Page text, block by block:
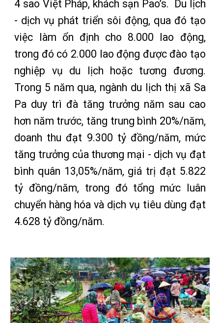
4 sao Việt Pháp, khách sạn Pao’s. Du lịch
- dịch vụ phát triển sôi động, qua đó tạo
việc làm ổn định cho 8.000 lao động,
trong đó có 2.000 lao động được đào tạo
nghiệp vụ du lịch hoặc tương đương.
Trong 5 năm qua, ngành du lịch thị xã Sa
Pa duy trì đà tăng trưởng năm sau cao
hơn năm trước, tăng trung bình 20%/năm,
doanh thu đạt 9.300 tỷ đồng/năm, mức
tăng trưởng của thương mại - dịch vụ đạt
bình quân 13,05%/năm, giá trị đạt 5.822
tỷ đồng/năm, trong đó tổng mức luân
chuyển hàng hóa và dịch vụ tiêu dùng đạt
4.628 tỷ đồng/năm.